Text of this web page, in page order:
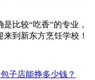
比较“吃香”的专业，
到新东方烹饪学校！
子店能挣多少钱？